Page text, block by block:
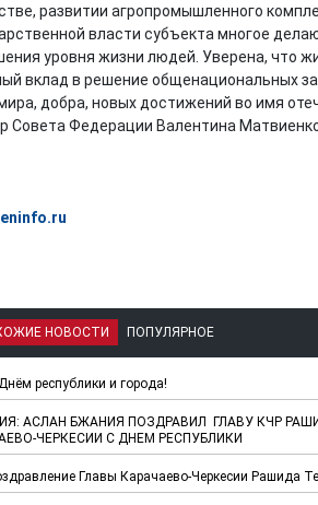
развитии агропромышленного
власти субъекта многое
уровня жизни людей. Уверена, что
вклад в решение общенациональных
добра, новых достижений во имя
Совета Федерации Валентина
НОВОСТИ ПОПУЛЯРНОЕ
республики и города!
АСЛАН БЖАНИЯ ПОЗДРАВИЛ ГЛАВУ КЧР
ЧЕРКЕСИИ С ДНЕМ РЕСПУБЛИКИ
Главы Карачаево-Черкесии Рашида